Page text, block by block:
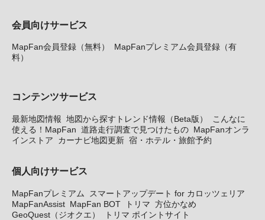
会員向けサービス
MapFan会員登録（無料）
MapFanプレミアム会員登録（有
料）
コンテンツサービス
最新地図情報 地図から探すトレンド情報（Beta版）
こんなに
使える！MapFan 道路走行調査で見つけたもの MapFanオンラ
インストア
カーナビ地図更新 宿・ホテル・旅館予約
個人向けサービス
MapFanプレミアム
スマートアップデート for カロッツェリア
MapFanAssist MapFan BOT トリマ 方位かなめ
GeoQuest（ジオクエ）
トリマ ポイントサイト